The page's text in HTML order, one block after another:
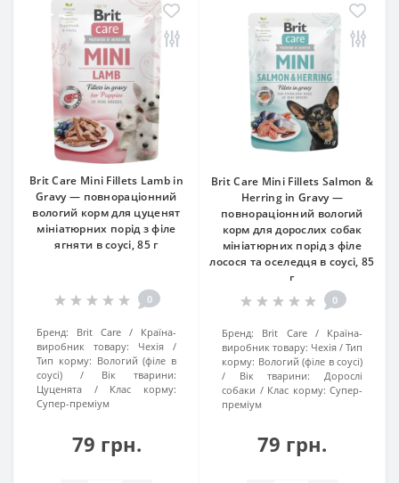
Brit Care Mini Fillets Lamb in
Gravy — повнораціонний
вологий корм для цуценят
мініатюрних порід з філе
ягняти в соусі, 85 г
0
Бренд: Brit Care
Країна-
виробник товару:
Чехія
Тип корму: Вологий (філе в
соусі)
Вік тварини:
Цуценята
Клас корму:
Супер-преміум
79 грн.
Brit Care Mini Fillets Salmon &
Herring in Gravy —
повнораціонний вологий
корм для дорослих собак
мініатюрних порід з філе
лосося та оселедця в соусі, 85
г
0
Бренд: Brit Care
Країна-
виробник товару: Чехія
Тип
корму: Вологий (філе в соусі)
Вік тварини:
Дорослі
собаки
Клас корму: Супер-
преміум
79 грн.